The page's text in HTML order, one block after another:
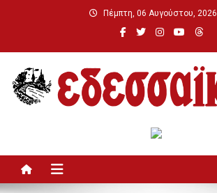
Πέμπτη, 06 Αυγούστου, 2026